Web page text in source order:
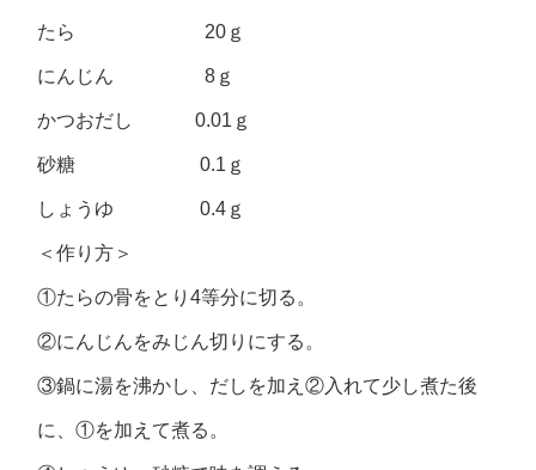
たら 20ｇ
にんじん 8ｇ
かつおだし 0.01ｇ
砂糖 0.1ｇ
しょうゆ 0.4ｇ
＜作り方＞
①たらの骨をとり4等分に切る。
②にんじんをみじん切りにする。
③鍋に湯を沸かし、だしを加え②入れて少し煮た後
に、①を加えて煮る。